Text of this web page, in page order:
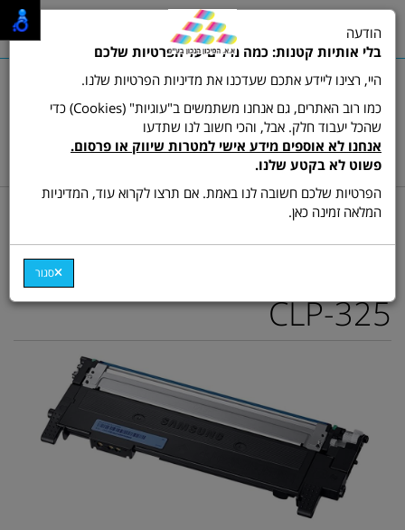
שרות לקוחות ותמיכה:03-9511473
hamikun4u@gmail.com
תפריט
דף בית מתכלים (טונרים ודיו) טונר צבע תואם
טונר תואם כחול CLT-C407S
CLP-325
הודעה
בלי אותיות קטנות: כמה מילים על הפרטיות שלכם
היי, רצינו ליידע אתכם שעדכנו את מדיניות הפרטיות שלנו.
כמו רוב האתרים, גם אנחנו משתמשים ב"עוגיות" (Cookies) כדי
שהכל יעבוד חלק. אבל, והכי חשוב לנו שתדעו
אנחנו לא אוספים מידע אישי למטרות שיווק או פרסום.
פשוט לא בקטע שלנו.
הפרטיות שלכם חשובה לנו באמת. אם תרצו לקרוא עוד, המדיניות
המלאה זמינה כאן.
סגור